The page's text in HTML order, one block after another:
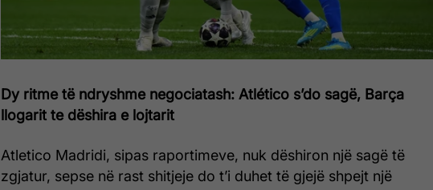
Dy ritme të ndryshme negociatash: Atlético s’do sagë, Barça
llogarit te dëshira e lojtarit
Atletico Madridi, sipas raportimeve, nuk dëshiron një sagë të
zgjatur, sepse në rast shitjeje do t’i duhet të gjejë shpejt një